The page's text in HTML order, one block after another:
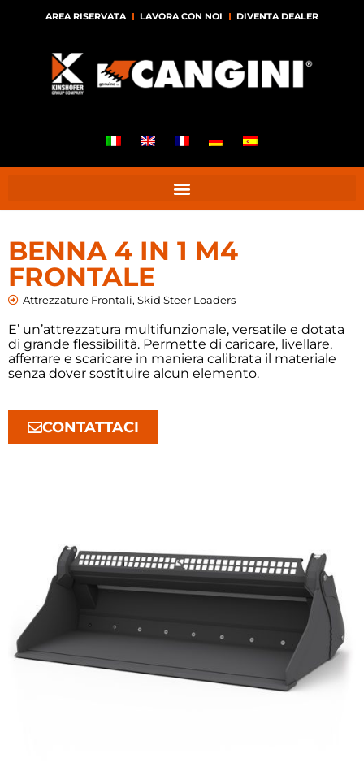
AREA RISERVATA LAVORA CON NOI DIVENTA DEALER
BENNA 4 IN 1 M4
FRONTALE
Attrezzature Frontali, Skid Steer Loaders
E’ un’attrezzatura multifunzionale, versatile e dotata
di grande flessibilità. Permette di caricare, livellare,
afferrare e scaricare in maniera calibrata il materiale
senza dover sostituire alcun elemento.
CONTATTACI